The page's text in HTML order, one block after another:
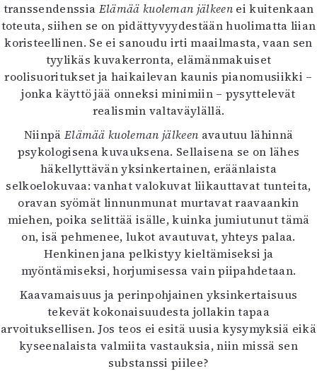
transsendenssia Elämää kuoleman jälkeen ei kuitenkaan
toteuta, siihen se on pidättyvyydestään huolimatta liian
koristeellinen. Se ei sanoudu irti maailmasta, vaan sen
tyylikäs kuvakerronta, elämänmakuiset
roolisuoritukset ja haikailevan kaunis pianomusiikki –
jonka käyttö jää onneksi minimiin – pysyttelevät
realismin valtaväylällä.
Niinpä Elämää kuoleman jälkeen avautuu lähinnä
psykologisena kuvauksena. Sellaisena se on lähes
häkellyttävän yksinkertainen, eräänlaista
selkoelokuvaa: vanhat valokuvat liikauttavat tunteita,
oravan syömät linnunmunat murtavat raavaankin
miehen, poika selittää isälle, kuinka jumiutunut tämä
on, isä pehmenee, lukot avautuvat, yhteys palaa.
Henkinen jana pelkistyy kieltämiseksi ja
myöntämiseksi, horjumisessa vain piipahdetaan.
Kaavamaisuus ja perinpohjainen yksinkertaisuus
tekevät kokonaisuudesta jollakin tapaa
arvoituksellisen. Jos teos ei esitä uusia kysymyksiä eikä
kyseenalaista valmiita vastauksia, niin missä sen
substanssi piilee?